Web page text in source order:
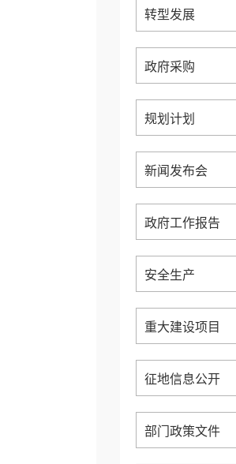
转型发展
政府采购
规划计划
新闻发布会
政府工作报告
安全生产
重大建设项目
征地信息公开
部门政策文件